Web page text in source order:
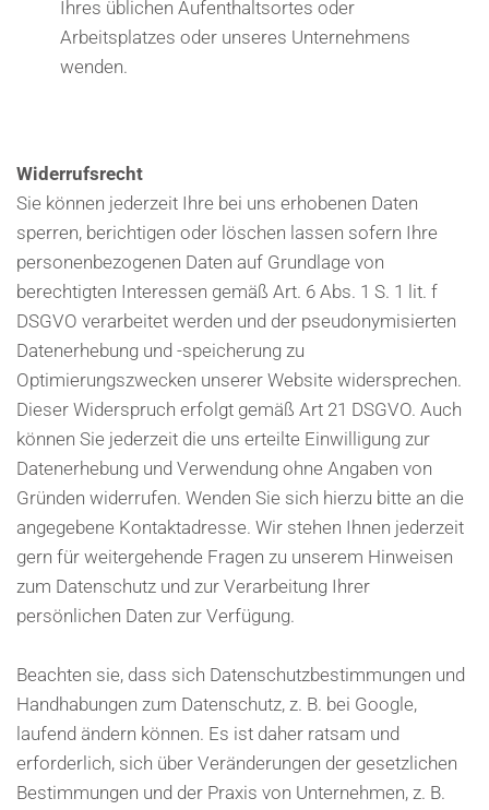
Ihres üblichen Aufenthaltsortes oder
Arbeitsplatzes oder unseres Unternehmens
wenden.
Widerrufsrecht
Sie können jederzeit Ihre bei uns erhobenen Daten
sperren, berichtigen oder löschen lassen sofern Ihre
personenbezogenen Daten auf Grundlage von
berechtigten Interessen gemäß Art. 6 Abs. 1 S. 1 lit. f
DSGVO verarbeitet werden und der pseudonymisierten
Datenerhebung und -speicherung zu
Optimierungszwecken unserer Website widersprechen.
Dieser Widerspruch erfolgt gemäß Art 21 DSGVO. Auch
können Sie jederzeit die uns erteilte Einwilligung zur
Datenerhebung und Verwendung ohne Angaben von
Gründen widerrufen. Wenden Sie sich hierzu bitte an die
angegebene Kontaktadresse. Wir stehen Ihnen jederzeit
gern für weitergehende Fragen zu unserem Hinweisen
zum Datenschutz und zur Verarbeitung Ihrer
persönlichen Daten zur Verfügung.
Beachten sie, dass sich Datenschutzbestimmungen und
Handhabungen zum Datenschutz, z. B. bei Google,
laufend ändern können. Es ist daher ratsam und
erforderlich, sich über Veränderungen der gesetzlichen
Bestimmungen und der Praxis von Unternehmen, z. B.